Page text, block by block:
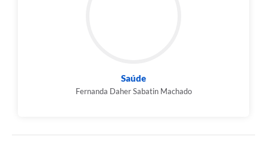
Saúde
Fernanda Daher Sabatin Machado